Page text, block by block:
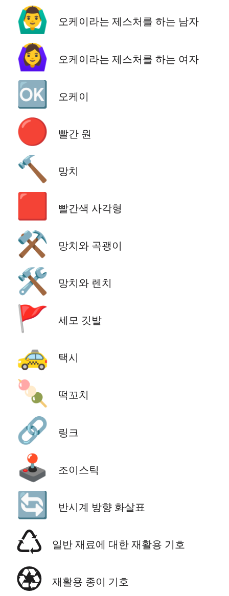
🙆‍♂️ 오케이라는 제스처를 하는 남자
🙆‍♀️ 오케이라는 제스처를 하는 여자
🆗 오케이
🔴 빨간 원
🔨 망치
🟥 빨간색 사각형
⚒️ 망치와 곡괭이
🛠️ 망치와 렌치
🚩 세모 깃발
🚕 택시
🍡 떡꼬치
🔗 링크
🕹️ 조이스틱
🔄 반시계 방향 화살표
♺ 일반 재료에 대한 재활용 기호
♼ 재활용 종이 기호